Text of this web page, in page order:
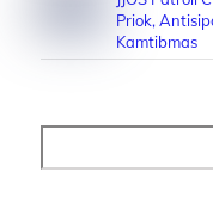
Priok,
Kamtibmas